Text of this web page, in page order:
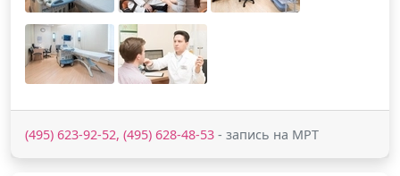
(495) 623-92-52, (495) 628-48-53 - запись на МРТ